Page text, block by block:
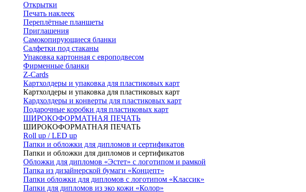
Открытки
Печать наклеек
Переплётные планшеты
Приглашения
Самокопирующиеся бланки
Салфетки под стаканы
Упаковка картонная с европодвесом
Фирменные бланки
Z-Cards
Картхолдеры и упаковка для пластиковых карт
Картхолдеры и упаковка для пластиковых карт
Кардхолдеры и конверты для пластиковых карт
Подарочные коробки для пластиковых карт
ШИРОКОФОРМАТНАЯ ПЕЧАТЬ
ШИРОКОФОРМАТНАЯ ПЕЧАТЬ
Roll up / LED up
Папки и обложки для дипломов и сертификатов
Папки и обложки для дипломов и сертификатов
Обложки для дипломов «Эстет» с логотипом и рамкой
Папка из дизайнерской бумаги «Концепт»
Папки обложки для дипломов с логотипом «Классик»
Папки для дипломов из эко кожи «Колор»